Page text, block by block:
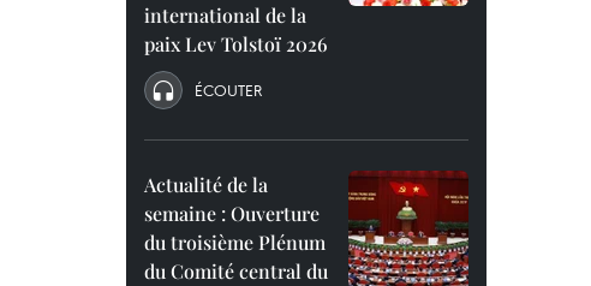
international de la
paix Lev Tolstoï 2026
ÉCOUTER
Actualité de la
semaine : Ouverture
du troisième Plénum
du Comité central du